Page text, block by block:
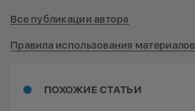
ПОХОЖИЕ СТАТЬИ
Все публикации автора
Правила использования материалов